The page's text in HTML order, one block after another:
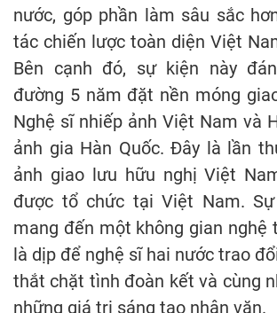
nước, góp phần làm sâu sắc
tác chiến lược toàn diện Việt
Bên cạnh đó, sự kiện này
đường 5 năm đặt nền móng
Nghệ sĩ nhiếp ảnh Việt Nam và
ảnh gia Hàn Quốc. Đây là lần
ảnh giao lưu hữu nghị Việt
được tổ chức tại Việt Nam.
mang đến một không gian nghệ
là dịp để nghệ sĩ hai nước trao
thắt chặt tình đoàn kết và cùng
những giá trị sáng tạo nhân văn.